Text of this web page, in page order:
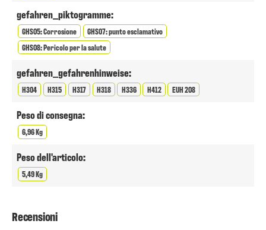
gefahren_piktogramme:
GHS05: Corrosione
GHS07: punto esclamativo
GHS08: Pericolo per la salute
gefahren_gefahrenhinweise:
H304 H315 H317 H318 H336 H412 EUH 208
Peso di consegna:
6,96 Kg
Peso dell'articolo:
5,49 Kg
Recensioni